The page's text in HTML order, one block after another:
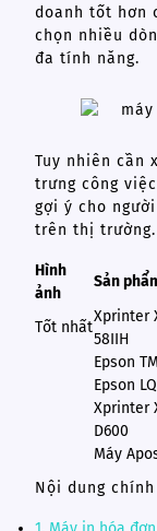
doanh tốt hơn
chọn nhiều
đa tính năng.
Tuy nhiên cần
trưng công
gợi ý cho
trên thị trường.
Hình
ảnh
Sản
Tốt nhất
Xprinter
58IIH
Epson
Epson
Xprinter
D600
Máy
Nội dung